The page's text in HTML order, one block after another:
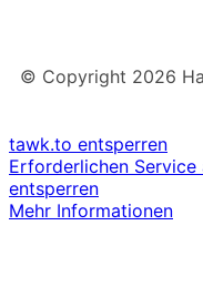
© Copyright 2026
tawk.to entsperren
Erforderlichen
entsperren
Mehr Informationen